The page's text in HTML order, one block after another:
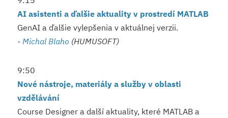
AI asistenti a ďalšie aktuality v prostredí MATLAB
GenAI a ďalšie vylepšenia v aktuálnej verzii.
-Michal Blaho (HUMUSOFT)
9:50
Nové nástroje, materiály a služby v oblasti
vzdělávání
Course Designer a další aktuality, které MATLAB a